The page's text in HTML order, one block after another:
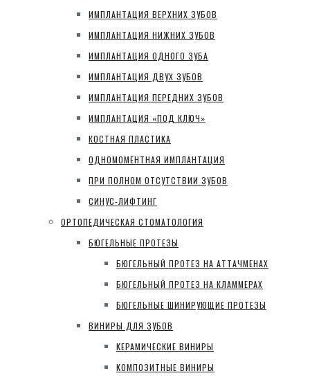
ИМПЛАНТАЦИЯ ВЕРХНИХ ЗУБОВ
ИМПЛАНТАЦИЯ НИЖНИХ ЗУБОВ
ИМПЛАНТАЦИЯ ОДНОГО ЗУБА
ИМПЛАНТАЦИЯ ДВУХ ЗУБОВ
ИМПЛАНТАЦИЯ ПЕРЕДНИХ ЗУБОВ
ИМПЛАНТАЦИЯ «ПОД КЛЮЧ»
КОСТНАЯ ПЛАСТИКА
ОДНОМОМЕНТНАЯ ИМПЛАНТАЦИЯ
ПРИ ПОЛНОМ ОТСУТСТВИИ ЗУБОВ
СИНУС-ЛИФТИНГ
ОРТОПЕДИЧЕСКАЯ СТОМАТОЛОГИЯ
БЮГЕЛЬНЫЕ ПРОТЕЗЫ
БЮГЕЛЬНЫЙ ПРОТЕЗ НА АТТАЧМЕНАХ
БЮГЕЛЬНЫЙ ПРОТЕЗ НА КЛАММЕРАХ
БЮГЕЛЬНЫЕ ШИНИРУЮЩИЕ ПРОТЕЗЫ
ВИНИРЫ ДЛЯ ЗУБОВ
КЕРАМИЧЕСКИЕ ВИНИРЫ
КОМПОЗИТНЫЕ ВИНИРЫ